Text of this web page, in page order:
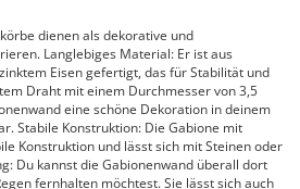
dienen als dekorative und
Langlebiges Material: Er ist aus
Eisen gefertigt, das für Stabilität und
Draht mit einem Durchmesser von 3,5
eine schöne Dekoration in deinem
Stabile Konstruktion: Die Gabione mit
Konstruktion und lässt sich mit Steinen oder
Du kannst die Gabionenwand überall dort
fernhalten möchtest. Sie lässt sich auch